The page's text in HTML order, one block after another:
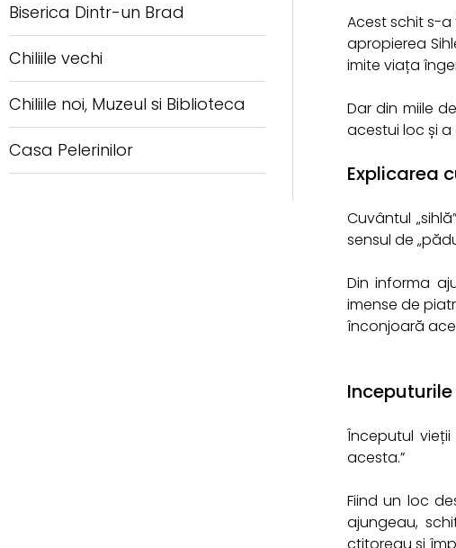
Biserica Dintr-un Brad
Chiliile vechi
Chiliile noi, Muzeul si Biblioteca
Casa Pelerinilor
Acest schit s-
apropierea
imite viața
Dar din miile
acestui loc și
Explicarea
Cuvântul
sensul de
Din informa
imense de
înconjoară
Începutul
acesta.”
Fiind un loc
ajungeau,